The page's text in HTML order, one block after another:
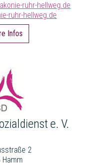
ruhr-hellweg.de
ruhr-hellweg.de
Infos
e. V.
2
Hamm